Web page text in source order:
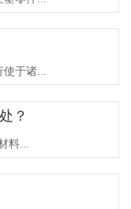
使于诸...
？
料...